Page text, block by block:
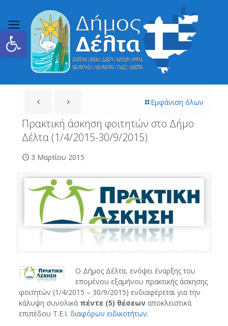
Ανοίξτε τη γραμμή εργαλείων
Εμφάνιση όλων
Πρακτική άσκηση φοιτητών στο Δήμο
Δέλτα (1/4/2015-30/9/2015)
3 Μαρτίου 2015
Ο Δήμος Δέλτα, ενόψει έναρξης του
επομένου εξαμήνου πρακτικής άσκησης
φοιτητών (1/4/2015 – 30/9/2015) ενδιαφέρεται για την
κάλυψη συνολικά πέντε (5) θέσεων αποκλειστικά
επιπέδου Τ.Ε.Ι. διαφόρων ειδικοτήτων.